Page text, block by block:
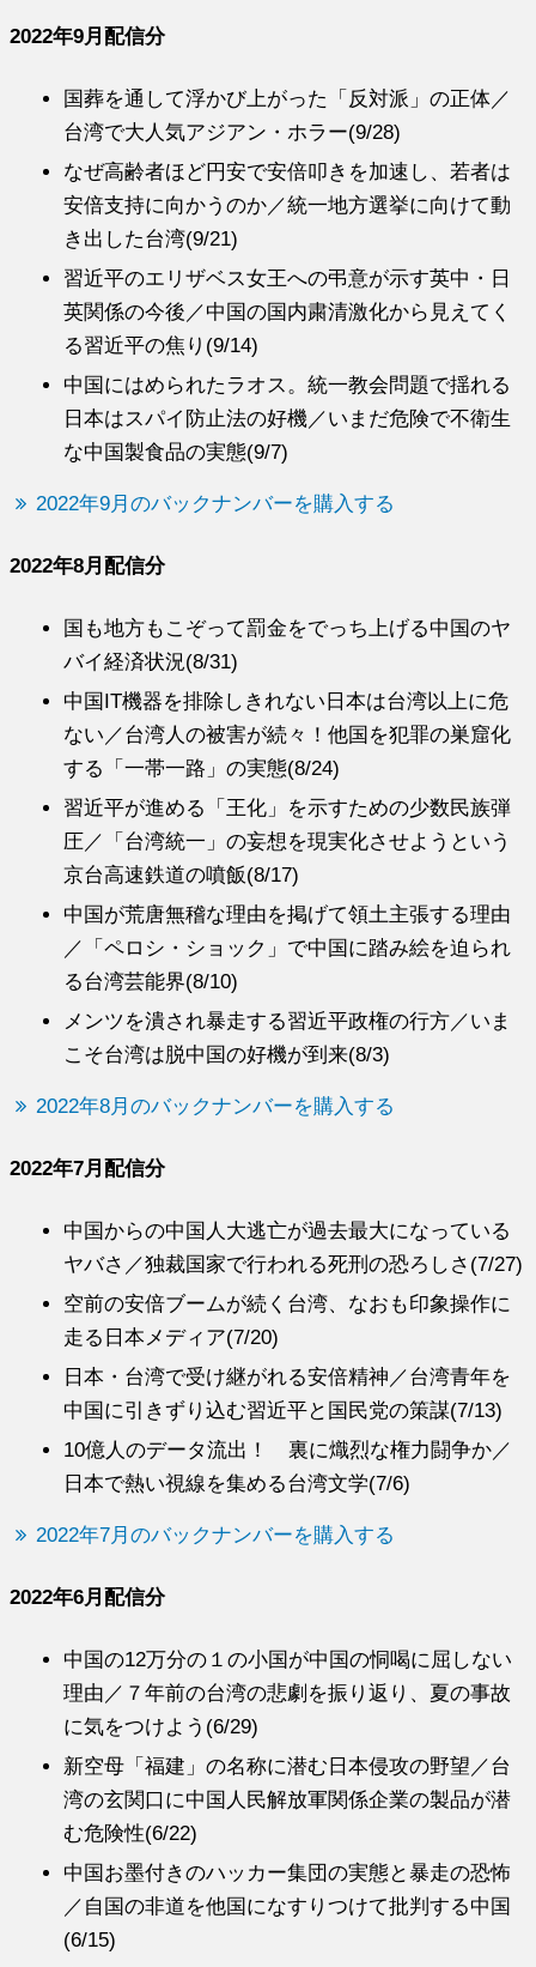
2022年9月配信分
国葬を通して浮かび上がった「反対派」の正体／
台湾で大人気アジアン・ホラー(9/28)
なぜ高齢者ほど円安で安倍叩きを加速し、若者は
安倍支持に向かうのか／統一地方選挙に向けて動
き出した台湾(9/21)
習近平のエリザベス女王への弔意が示す英中・日
英関係の今後／中国の国内粛清激化から見えてく
る習近平の焦り(9/14)
中国にはめられたラオス。統一教会問題で揺れる
日本はスパイ防止法の好機／いまだ危険で不衛生
な中国製食品の実態(9/7)
2022年9月のバックナンバーを購入する
2022年8月配信分
国も地方もこぞって罰金をでっち上げる中国のヤ
バイ経済状況(8/31)
中国IT機器を排除しきれない日本は台湾以上に危
ない／台湾人の被害が続々！他国を犯罪の巣窟化
する「一帯一路」の実態(8/24)
習近平が進める「王化」を示すための少数民族弾
圧／「台湾統一」の妄想を現実化させようという
京台高速鉄道の噴飯(8/17)
中国が荒唐無稽な理由を掲げて領土主張する理由
／「ペロシ・ショック」で中国に踏み絵を迫られ
る台湾芸能界(8/10)
メンツを潰され暴走する習近平政権の行方／いま
こそ台湾は脱中国の好機が到来(8/3)
2022年8月のバックナンバーを購入する
2022年7月配信分
中国からの中国人大逃亡が過去最大になっている
ヤバさ／独裁国家で行われる死刑の恐ろしさ(7/27)
空前の安倍ブームが続く台湾、なおも印象操作に
走る日本メディア(7/20)
日本・台湾で受け継がれる安倍精神／台湾青年を
中国に引きずり込む習近平と国民党の策謀(7/13)
10億人のデータ流出！ 裏に熾烈な権力闘争か／
日本で熱い視線を集める台湾文学(7/6)
2022年7月のバックナンバーを購入する
2022年6月配信分
中国の12万分の１の小国が中国の恫喝に屈しない
理由／７年前の台湾の悲劇を振り返り、夏の事故
に気をつけよう(6/29)
新空母「福建」の名称に潜む日本侵攻の野望／台
湾の玄関口に中国人民解放軍関係企業の製品が潜
む危険性(6/22)
中国お墨付きのハッカー集団の実態と暴走の恐怖
／自国の非道を他国になすりつけて批判する中国
(6/15)